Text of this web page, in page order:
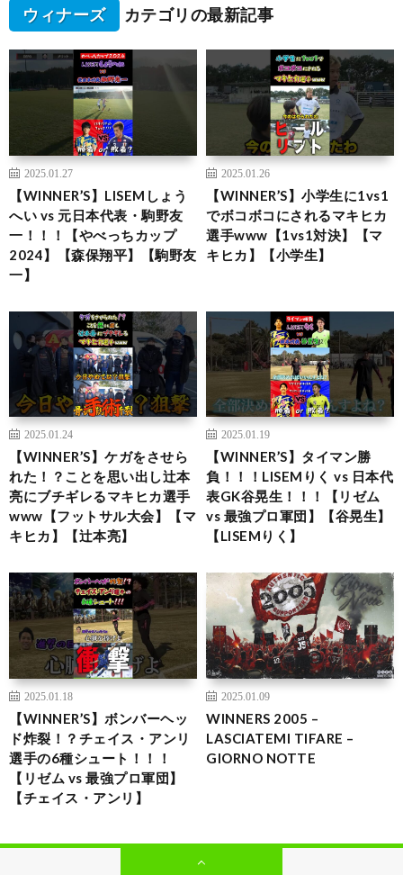
ウィナーズ カテゴリの最新記事
2025.01.27
【WINNER’S】LISEMしょう
へい vs 元日本代表・駒野友
一！！！【やべっちカップ
2024】【森保翔平】【駒野友
一】
2025.01.26
【WINNER’S】小学生に1vs1
でボコボコにされるマキヒカ
選手www【1vs1対決】【マ
キヒカ】【小学生】
2025.01.24
【WINNER’S】ケガをさせら
れた！？ことを思い出し辻本
亮にブチギレるマキヒカ選手
www【フットサル大会】【マ
キヒカ】【辻本亮】
2025.01.19
【WINNER’S】タイマン勝
負！！！LISEMりく vs 日本代
表GK谷晃生！！！【リゼム
vs 最強プロ軍団】【谷晃生】
【LISEMりく】
2025.01.18
【WINNER’S】ボンバーヘッ
ド炸裂！？チェイス・アンリ
選手の6種シュート！！！
【リゼム vs 最強プロ軍団】
【チェイス・アンリ】
2025.01.09
WINNERS 2005 –
LASCIATEMI TIFARE –
GIORNO NOTTE